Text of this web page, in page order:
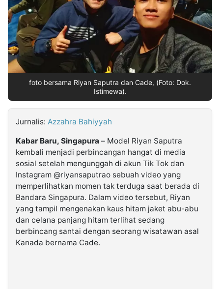
Insight
NTB
Suara
Time
Lens
IDN
Daily
Jogja
Jalan
Rakyat
Idealita
News
Kita
Notice
Dinamikapost.com
Radar
Baru
Seedbacklink
Follow
Kabarbaru
Kabarbaru.co
2026
Kabarbaru
foto bersama Riyan Saputra dan Cade, (Foto: Dok.
Istimewa).
Jurnalis: Azzahra Bahiyyah
Kabar Baru, Singapura – Model Riyan Saputra
kembali menjadi perbincangan hangat di media
sosial setelah mengunggah di akun Tik Tok dan
Instagram @riyansaputrao sebuah video yang
memperlihatkan momen tak terduga saat berada di
Bandara Singapura. Dalam video tersebut, Riyan
yang tampil mengenakan kaus hitam jaket abu-abu
dan celana panjang hitam terlihat sedang
berbincang santai dengan seorang wisatawan asal
Kanada bernama Cade.